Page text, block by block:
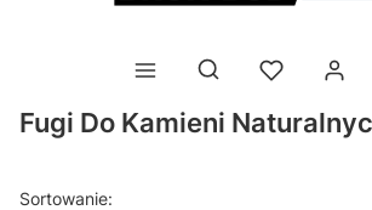
Otwórz wyszukiwarkę
Fugi Do Kamieni
Sortowanie: